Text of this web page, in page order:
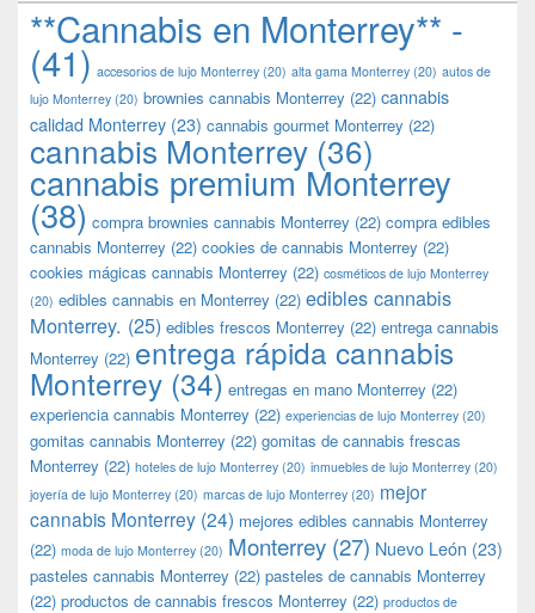
**Cannabis en Monterrey** -
(41) accesorios de lujo Monterrey (20) alta gama Monterrey (20) autos de
lujo Monterrey (20) brownies cannabis Monterrey (22) cannabis
calidad Monterrey (23) cannabis gourmet Monterrey (22)
cannabis Monterrey (36)
cannabis premium Monterrey
(38) compra brownies cannabis Monterrey (22) compra edibles
cannabis Monterrey (22) cookies de cannabis Monterrey (22)
cookies mágicas cannabis Monterrey (22) cosméticos de lujo Monterrey
(20) edibles cannabis en Monterrey (22) edibles cannabis
Monterrey. (25) edibles frescos Monterrey (22) entrega cannabis
Monterrey (22) entrega rápida cannabis
Monterrey (34) entregas en mano Monterrey (22)
experiencia cannabis Monterrey (22) experiencias de lujo Monterrey (20)
gomitas cannabis Monterrey (22) gomitas de cannabis frescas
Monterrey (22) hoteles de lujo Monterrey (20) inmuebles de lujo Monterrey (20)
joyería de lujo Monterrey (20) marcas de lujo Monterrey (20) mejor
cannabis Monterrey (24) mejores edibles cannabis Monterrey
(22) moda de lujo Monterrey (20) Monterrey (27) Nuevo León (23)
pasteles cannabis Monterrey (22) pasteles de cannabis Monterrey
(22) productos de cannabis frescos Monterrey (22) productos de